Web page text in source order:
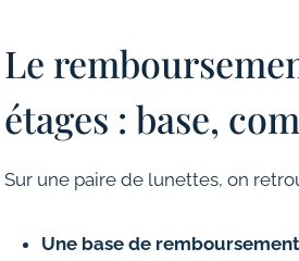
Le
étages : base,
Sur une paire de lunettes, on
Une base de remboursement